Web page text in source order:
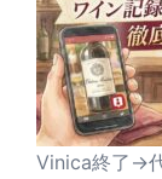
Vinica終了→